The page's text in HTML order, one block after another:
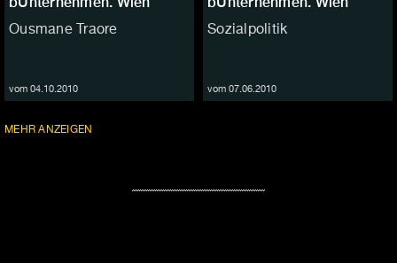
Ousmane Traore
vom 04.10.2010
Sozialpolitik
vom 07.06.2010
MEHRFOLGEN
ANZEIGEN